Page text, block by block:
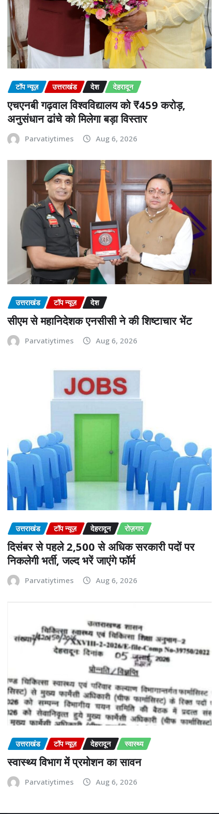
टॉप न्यूज़ उत्तराखंड देश देहरादून
एचएनबी गढ़वाल विश्वविद्यालय को ₹459 करोड़,
अनुसंधान ढांचे को मिलेगा बड़ा विस्तार
Parvatiytimes Aug 6, 2026
उत्तराखंड टॉप न्यूज़ देश
सीएम से महानिदेशक एनसीसी ने की शिष्टाचार भेंट
Parvatiytimes Aug 6, 2026
उत्तराखंड टॉप न्यूज़ देहरादून रोज़गार
दिसंबर से पहले 2,500 से अधिक सरकारी पदों पर
निकलेगी भर्ती, जल्द भरें जाएंगे फॉर्म
Parvatiytimes Aug 6, 2026
उत्तराखंड टॉप न्यूज़ देहरादून स्वास्थ्य
स्वास्थ्य विभाग में प्रमोशन का सावन
Parvatiytimes Aug 6, 2026